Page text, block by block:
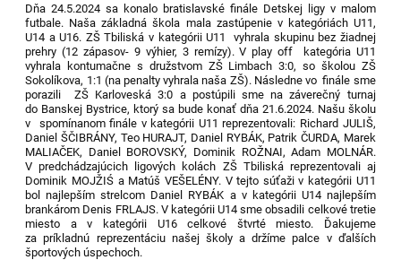
Dňa 24.5.2024 sa konalo bratislavské finále Detskej ligy v malom
futbale. Naša základná škola mala zastúpenie v kategóriách U11,
U14 a U16. ZŠ Tbiliská v kategórii U11 vyhrala skupinu bez žiadnej
prehry (12 zápasov- 9 výhier, 3 remízy). V play off kategória U11
vyhrala kontumačne s družstvom ZŠ Limbach 3:0, so školou ZŠ
Sokolíkova, 1:1 (na penalty vyhrala naša ZŠ). Následne vo finále sme
porazili ZŠ Karloveská 3:0 a postúpili sme na záverečný turnaj
do Banskej Bystrice, ktorý sa bude konať dňa 21.6.2024. Našu školu
v spomínanom finále v kategórii U11 reprezentovali: Richard JULIŠ,
Daniel ŠČIBRÁNY, Teo HURAJT, Daniel RYBÁK, Patrik ČURDA, Marek
MALIAČEK, Daniel BOROVSKÝ, Dominik ROŽNAI, Adam MOLNÁR.
V predchádzajúcich ligových kolách ZŠ Tbiliská reprezentovali aj
Dominik MOJŽIŚ a Matúš VEŠELÉNY. V tejto súťaži v kategórii U11
bol najlepším strelcom Daniel RYBÁK a v kategórii U14 najlepším
brankárom Denis FRLAJS. V kategórii U14 sme obsadili celkové tretie
miesto a v kategórii U16 celkové štvrté miesto. Ďakujeme
za príkladnú reprezentáciu našej školy a držíme palce v ďalších
športových úspechoch.